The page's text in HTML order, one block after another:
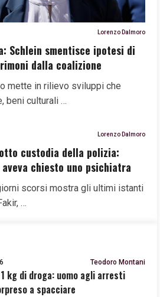
Lorenzo Dalmoro
Schlein smentisce ipotesi di
dalla coalizione
mette in rilievo sviluppi che
beni culturali …
Lorenzo Dalmoro
custodia della polizia:
chiesto uno psichiatra
scorsi mostra gli ultimi istanti
…
Teodoro Montani
kg di droga: uomo agli arresti
a spacciare